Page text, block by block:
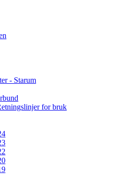
- Starum
for bruk